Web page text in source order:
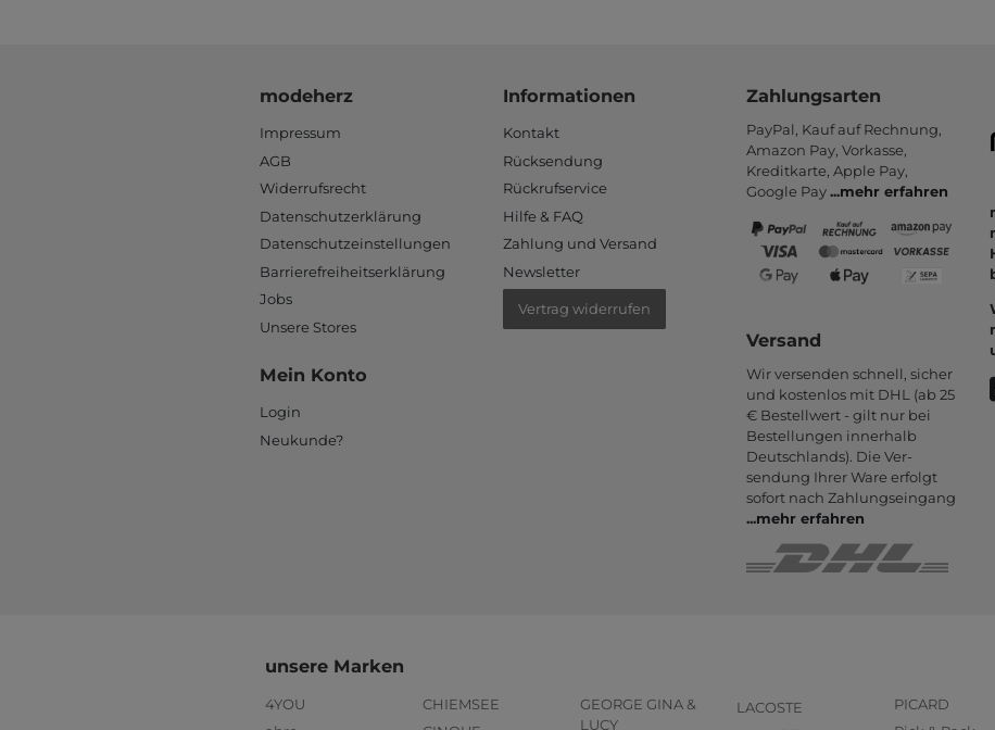
modeherz
Impressum
AGB
Widerrufsrecht
Datenschutzerklärung
Datenschutzeinstellungen
Barrierefreiheitserklärung
Jobs
Unsere Stores
Mein Konto
Login
Neukunde?
Informationen
Kontakt
Rücksendung
Rückrufservice
Hilfe & FAQ
Zahlung und Versand
Newsletter
Vertrag widerrufen
Zahlungsarten
PayPal, Kauf auf Rechnung,
Amazon Pay, Vor­kasse,
Kredit­karte, Apple Pay,
Google Pay...mehr erfahren
Versand
Wir versenden schnell, sicher
und kostenlos mit DHL (ab 25
€ Bestell­wert - gilt nur bei
Bestel­lungen inner­halb
Deutsch­lands). Die Ver­
sendung Ihrer Ware er­folgt
sofort nach Zahlungs­eingang
...mehr erfahren
unsere Marken
4YOU
CHIEMSEE
GEORGE GINA &
LUCY
LACOSTE
PICARD